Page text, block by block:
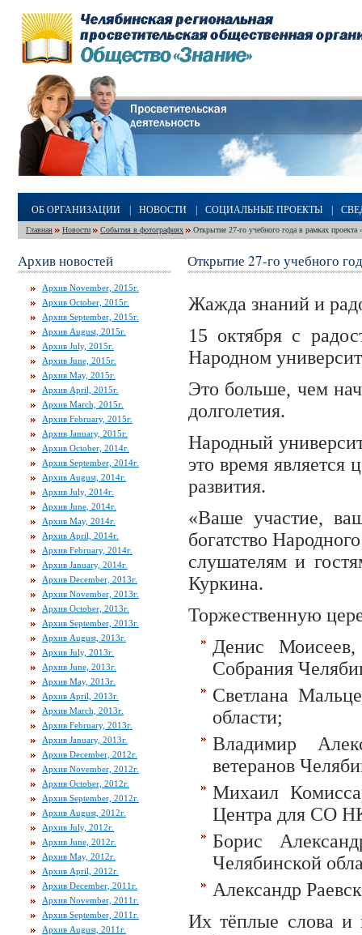
ОБ ОРГАНИЗАЦИИ НОВОСТИ СОЦИАЛЬНЫЕ ПРОЕКТЫ
Главная Новости События в фотографиях Открытие 27-го учебного года в рамках проекта
Архив новостей
Архив November, 2015г.
Архив October, 2015г.
Архив September, 2015г.
Архив August, 2015г.
Архив July, 2015г.
Архив June, 2015г.
Архив May, 2015г.
Архив April, 2015г.
Архив March, 2015г.
Архив February, 2015г.
Архив January, 2015г.
Архив October, 2014г.
Архив September, 2014г.
Архив August, 2014г.
Архив July, 2014г.
Архив June, 2014г.
Архив May, 2014г.
Архив April, 2014г.
Архив February, 2014г.
Архив January, 2014г.
Архив December, 2013г.
Архив November, 2013г.
Архив October, 2013г.
Архив September, 2013г.
Архив August, 2013г.
Архив July, 2013г.
Архив June, 2013г.
Архив May, 2013г.
Архив April, 2013г.
Архив March, 2013г.
Архив February, 2013г.
Архив January, 2013г.
Архив December, 2012г.
Архив November, 2012г.
Архив October, 2012г.
Архив September, 2012г.
Архив August, 2012г.
Архив July, 2012г.
Архив June, 2012г.
Архив May, 2012г.
Архив April, 2012г.
Архив December, 2011г.
Архив November, 2011г.
Архив September, 2011г.
Архив August, 2011г.
Открытие 27-го учебного
Жажда знаний и
15 октября с
Народном
Это больше, чем
долголетия.
Народный
это время является
развития.
«Ваше участие,
богатство
слушателям и
Куркина.
Торжественную
Денис Моисеев,
Собрания
Светлана
области;
Владимир
ветеранов
Михаил
Центра для СО
Борис
Челябинской
Александр
Их тёплые слова и